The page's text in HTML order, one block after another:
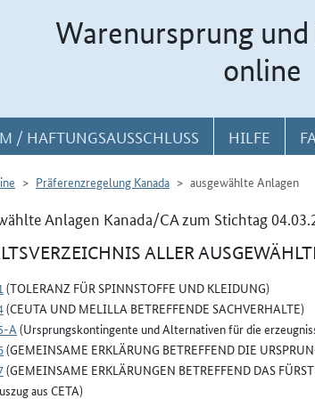
Warenursprung
online
/ HAFTUNGSAUSSCHLUSS HILFE
Präferenzregelung Kanada ausgewählte Anlagen
Anlagen Kanada/CA zum Stichtag
ALLER
(TOLERANZ FÜR SPINNSTOFFE UND KLEIDUNG)
(CEUTA UND MELILLA BETREFFENDE SACHVERHALTE)
A(Ursprungskontingente und Alternativen für die
(GEMEINSAME ERKLÄRUNG BETREFFEND DIE
(GEMEINSAME ERKLÄRUNGEN BETREFFEND DAS
aus CETA)